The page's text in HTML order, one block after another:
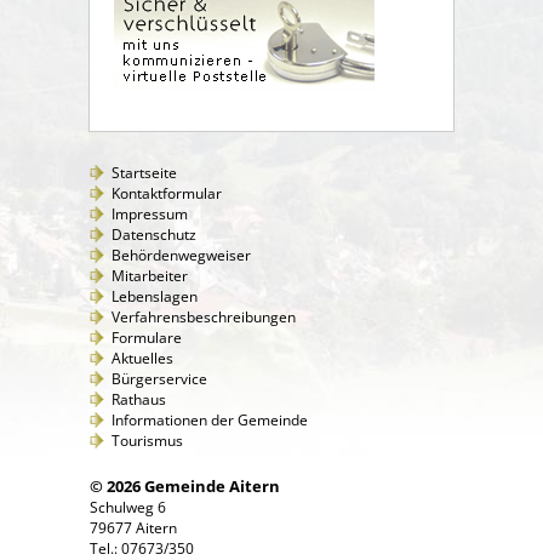
Startseite
Kontaktformular
Impressum
Datenschutz
Behördenwegweiser
Mitarbeiter
Lebenslagen
Verfahrensbeschreibungen
Formulare
Aktuelles
Bürgerservice
Rathaus
Informationen der Gemeinde
Tourismus
© 2026 Gemeinde Aitern
Schulweg 6
79677 Aitern
Tel.: 07673/350